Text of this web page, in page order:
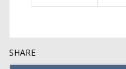
SHARE